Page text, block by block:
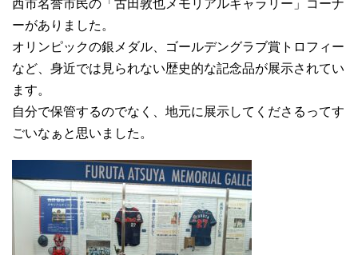
西市名誉市民の「古田敦也メモリアルギャラリー」コーナ
ーがありました。
オリンピックの銀メダル、ゴールデングラブ賞トロフィー
など、身近では見られない歴史的な記念品が展示されてい
ます。
自分で保管するのでなく、地元に展示してくださるってす
ごいなぁと思いました。